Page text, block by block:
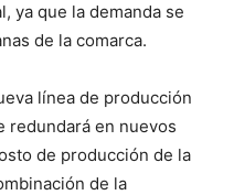
ya que la demanda se
de la comarca.
línea de producción
redundará en nuevos
de producción de la
de la